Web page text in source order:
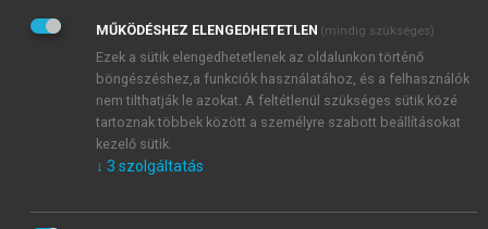
Adatkezelési tájékoztatóbanfoglaltakat tudomásul
veszem és elfogadom.
Általános vásárlási feltételeket, valamint a szotar.netés a
mersz.huoldalak licencszerződéseiben foglaltakat
tudomásul veszem és elfogadom.
KIPRÓBÁLOM
MŰKÖDÉSHEZ ELENGEDHETETLEN (mindig szükséges)
Ezek a sütik elengedhetetlenek az oldalunkon történő
böngészéshez,a funkciók használatához, és a felhasználók
nem tilthatják le azokat. A feltétlenül szükséges sütik közé
tartoznak többek között a személyre szabott beállításokat
kezelő sütik.
↓ 3 szolgáltatás